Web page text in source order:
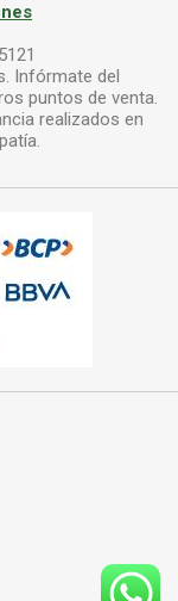
Infórmate del
puntos de venta.
realizados en